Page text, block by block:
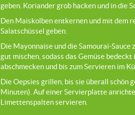
geben. Koriander grob hacken und in die
Den Maiskolben entkernen und mit dem
Salatschüssel geben.
Die Mayonnaise und die Samouraï-Sauce
gut mischen, sodass das Gemüse
abschmecken und bis zum Servieren im
Die Oepsies grillen, bis sie überall schön
Minuten). Auf einer Servierplatte
Limettenspalten servieren.